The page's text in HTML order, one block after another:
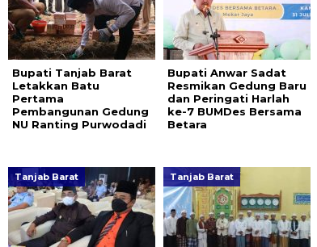
Bupati Tanjab Barat
Letakkan Batu
Pertama
Pembangunan Gedung
NU Ranting Purwodadi
Bupati Anwar Sadat
Resmikan Gedung Baru
dan Peringati Harlah
ke-7 BUMDes Bersama
Betara
Tanjab Barat Tanjab Barat